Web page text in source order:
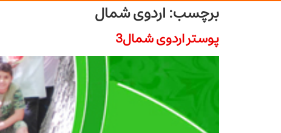
برچسب:اردوی شمال
پوستر اردوی شمال3